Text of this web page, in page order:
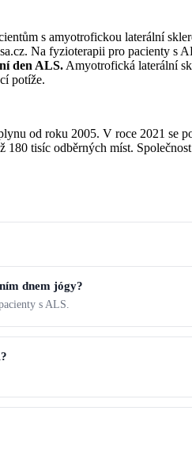
s amyotrofickou laterální
Na fyzioterapii pro pacienty s
den ALS. Amyotrofická laterální
potíže.
od roku 2005. V roce 2021 se
180 tisíc odběrných míst. Společnost
dnem jógy?
s ALS.